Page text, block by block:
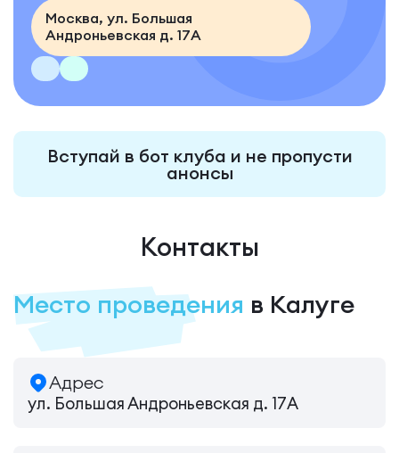
Москва, ул. Большая
Андроньевская д. 17А
Вступай в бот клуба и не пропусти
анонсы
Контакты
Место проведения в Калуге
Адрес
ул. Большая Андроньевская д. 17А